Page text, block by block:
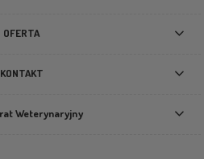
OFERTA
KONTAKT
Weterynaryjny